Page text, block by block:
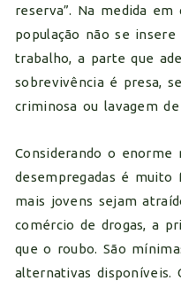
reserva”. Na medida
população não se
trabalho, a parte que
sobrevivência é presa,
criminosa ou lavagem
Considerando o enorme
desempregadas é muito
mais jovens sejam
comércio de drogas, a
que o roubo. São
alternativas disponíveis.